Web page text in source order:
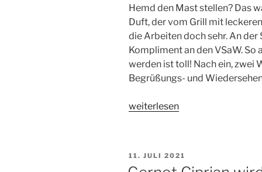
Hemd den Mast stellen? Das
Duft, der vom Grill mit
die Arbeiten doch sehr. An der
Kompliment an den VSaW.
werden ist toll! Nach ein, zwei
Begrüßungs- und
„Regattabericht:
wie
weiterlesen
VERÖFFENTLICHT
AM
11. JULI 2021